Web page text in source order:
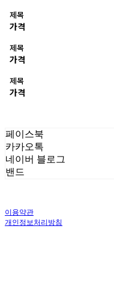
제목
가격
제목
가격
제목
가격
페이스북
카카오톡
네이버 블로그
밴드
이용약관
개인정보처리방침